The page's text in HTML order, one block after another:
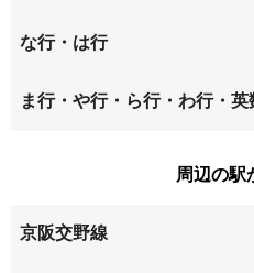
伊加賀西町
大塚町
翠香園町
高塚町
東和町
な行・は行
中宮西之町
ま行・や行・ら行・わ行・英
周辺の駅
京阪交野線